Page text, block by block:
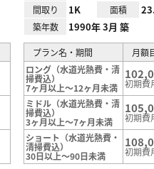
間取り 1K 面積
築年数 1990年 3月 築
プラン名・期間
月額
ロング（水道光熱費・清
掃費込）
7ヶ月以上～12ヶ月未満
初期費
ミドル（水道光熱費・清
掃費込）
3ヶ月以上～7ヶ月未満
初期費
ショート（水道光熱費・
清掃費込）
30日以上～90日未満 初期費